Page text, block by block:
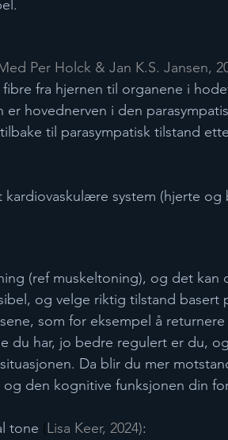
Per Holck & Jan K.S. Jansen,
fra hjernen til organene i
hovednerven i den
til parasympatisk tilstand
system (hjerte og
(ref muskeltoning), og det kan
og velge riktig tilstand basert
som for eksempel å
du har, jo bedre regulert er du,
Da blir du mer
den kognitive funksjonen din
(Lisa Keer, 2024)​: